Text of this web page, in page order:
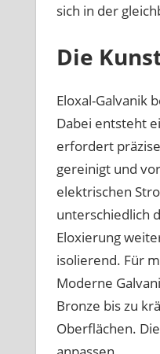
sich in der
Die
Eloxal-Galvanik
Dabei entsteht
erfordert
gereinigt und
elektrischen
unterschiedlich
Eloxierung
isolierend. Für
Moderne
Bronze bis zu
Oberflächen.